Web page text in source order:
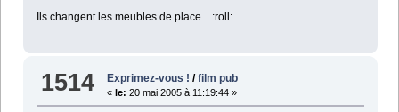
Ils changent les meubles de place... :roll:
1514 Exprimez-vous ! /film pub
«le: 20 mai 2005 à 11:19:44 »